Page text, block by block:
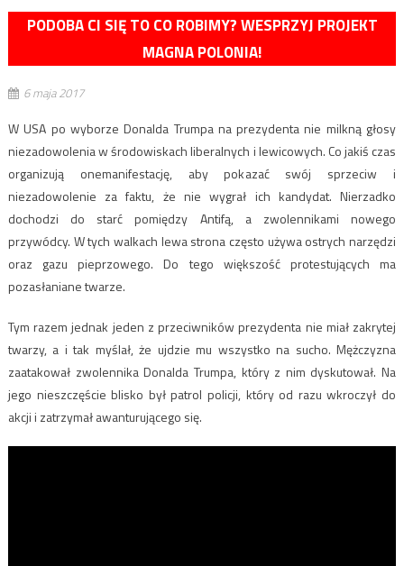
PODOBA CI SIĘ TO CO ROBIMY? WESPRZYJ PROJEKT
MAGNA POLONIA!
6 maja 2017
W USA po wyborze Donalda Trumpa na prezydenta nie milkną głosy
niezadowolenia w środowiskach liberalnych i lewicowych. Co jakiś czas
organizują onemanifestację, aby pokazać swój sprzeciw i
niezadowolenie za faktu, że nie wygrał ich kandydat. Nierzadko
dochodzi do starć pomiędzy Antifą, a zwolennikami nowego
przywódcy. W tych walkach lewa strona często używa ostrych narzędzi
oraz gazu pieprzowego. Do tego większość protestujących ma
pozasłaniane twarze.
Tym razem jednak jeden z przeciwników prezydenta nie miał zakrytej
twarzy, a i tak myślał, że ujdzie mu wszystko na sucho. Mężczyzna
zaatakował zwolennika Donalda Trumpa, który z nim dyskutował. Na
jego nieszczęście blisko był patrol policji, który od razu wkroczył do
akcji i zatrzymał awanturującego się.